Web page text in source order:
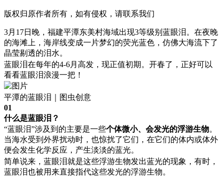
版权归原作者所有，如有侵权，请联系我们
3月17日晚，福建平潭东美村海域出现3等级别蓝眼泪。在夜晚
的海滩上，海岸线变成一片梦幻的荧光蓝色，仿佛大海流下了
晶莹剔透的泪水。
蓝眼泪在每年的4-6月高发，现正值初期。开春了，正好可以
看看蓝眼泪浪漫一把！
平潭的蓝眼泪｜图虫创意
01
什么是蓝眼泪？
“蓝眼泪”涉及到的主要是一些个体微小、会发光的浮游生物。
当海水受到外界扰动时，也惊扰了它们，在它们的体内或体外
便会发生化学反应，产生淡淡的蓝光。
简单说来，蓝眼泪就是这些浮游生物发出蓝光的现象，有时，
蓝眼泪也被用来直接指代这些发光的浮游生物。